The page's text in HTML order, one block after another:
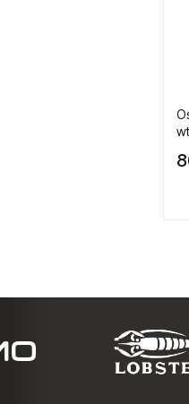
GAST